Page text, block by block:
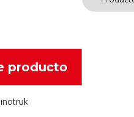
producto